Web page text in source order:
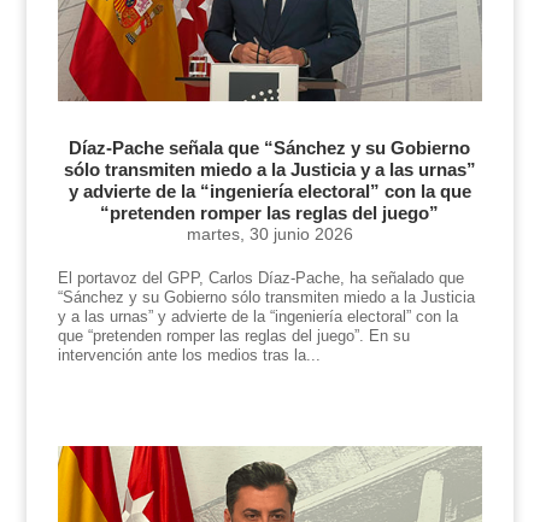
Díaz-Pache señala que “Sánchez y su Gobierno
sólo transmiten miedo a la Justicia y a las urnas”
y advierte de la “ingeniería electoral” con la que
“pretenden romper las reglas del juego”
martes, 30 junio 2026
El portavoz del GPP, Carlos Díaz-Pache, ha señalado que
“Sánchez y su Gobierno sólo transmiten miedo a la Justicia
y a las urnas” y advierte de la “ingeniería electoral” con la
que “pretenden romper las reglas del juego”. En su
intervención ante los medios tras la...